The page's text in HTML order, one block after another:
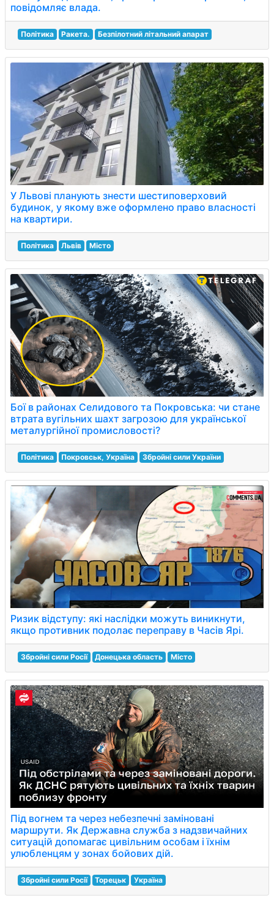
повідомляє влада.
Політика Ракета. Безпілотний літальний апарат
У Львові планують знести шестиповерховий
будинок, у якому вже оформлено право власності
на квартири.
Політика Львів Місто
Бої в районах Селидового та Покровська: чи стане
втрата вугільних шахт загрозою для української
металургійної промисловості?
Політика Покровськ, Україна Збройні сили України
Ризик відступу: які наслідки можуть виникнути,
якщо противник подолає переправу в Часів Ярі.
Збройні сили Росії Донецька область Місто
Під вогнем та через небезпечні заміновані
маршрути. Як Державна служба з надзвичайних
ситуацій допомагає цивільним особам і їхнім
улюбленцям у зонах бойових дій.
Збройні сили Росії Торецьк Україна